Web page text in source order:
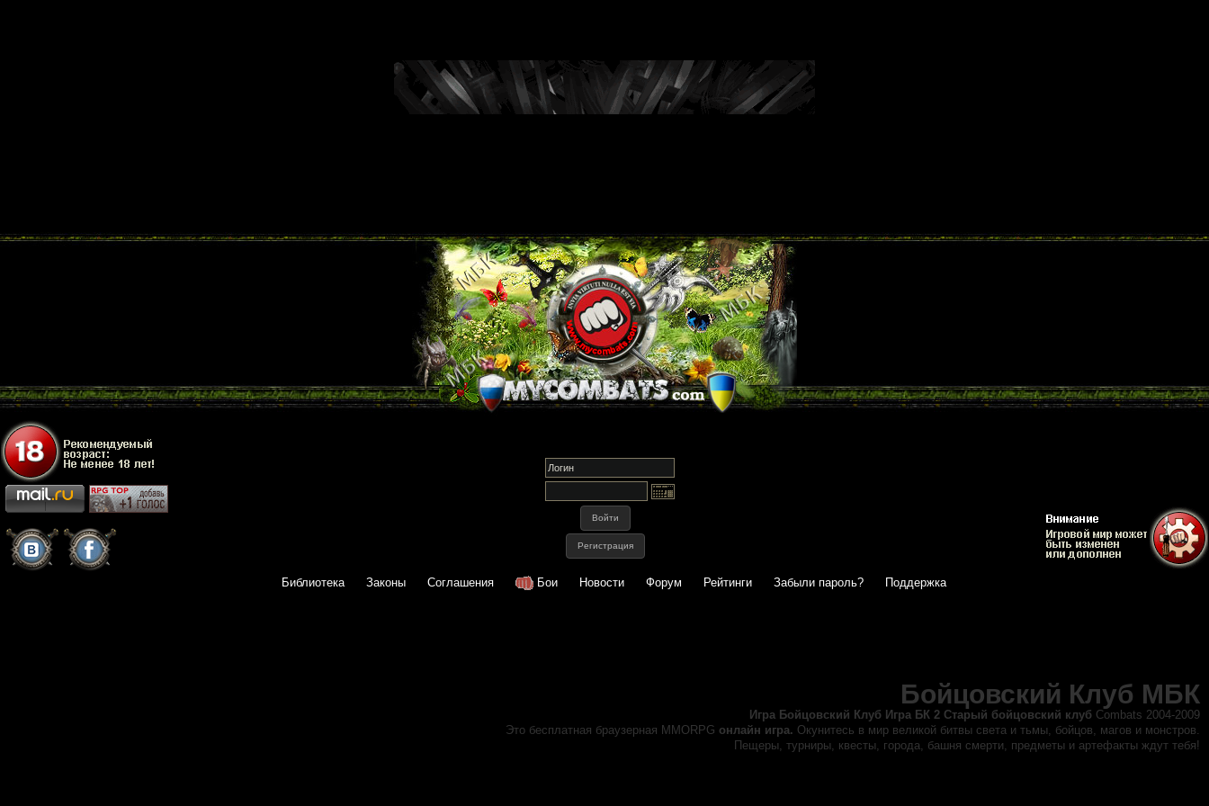
Библиотека Законы Соглашения Бои Новости Форум Рейтинги Забыли пароль? Поддержка
Бойцовский Клуб МБК
Игра Бойцовский Клуб Игра БК 2 Старый бойцовский клуб Combats 2004-2009
Это бесплатная браузерная MMORPG онлайн игра. Окунитесь в мир великой битвы света и тьмы, бойцов, магов и монстров.
Пещеры, турниры, квесты, города, башня смерти, предметы и артефакты ждут тебя!